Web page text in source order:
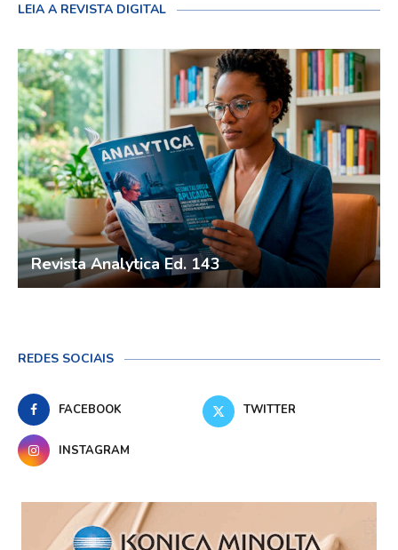
LEIA A REVISTA DIGITAL
Revista Analytica Ed. 143
REDES SOCIAIS
FACEBOOK TWITTER
INSTAGRAM